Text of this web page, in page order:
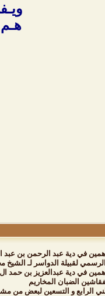
في دية عبد الرحمن بن عبد
لقبيلة الدواسر لـ
في دية عبدالعزيز بن حمد ال
الضبان المخاريم
الرابع و التسعين لبعض من